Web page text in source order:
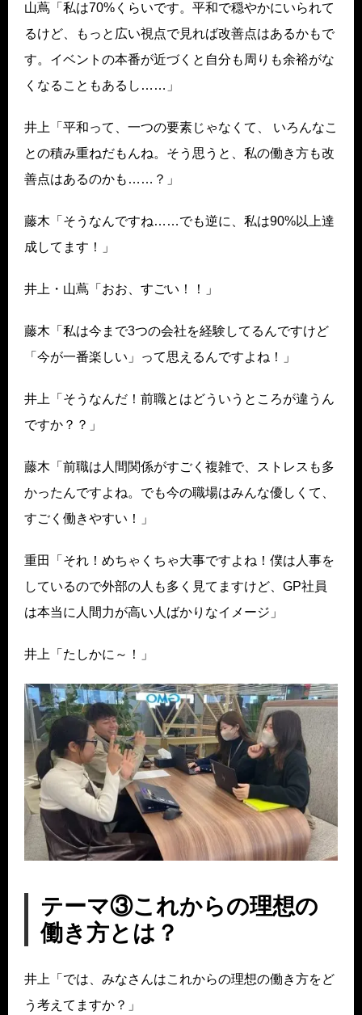
山蔦「私は70%くらいです。平和で穏やかにいられて
るけど、もっと広い視点で見れば改善点はあるかもで
す。イベントの本番が近づくと自分も周りも余裕がな
くなることもあるし……」
井上「平和って、一つの要素じゃなくて、 いろんなこ
との積み重ねだもんね。そう思うと、私の働き方も改
善点はあるのかも……？」
藤木「そうなんですね……でも逆に、私は90%以上達
成してます！」
井上・山蔦「おお、すごい！！」
藤木「私は今まで3つの会社を経験してるんですけど
「今が一番楽しい」って思えるんですよね！」
井上「そうなんだ！前職とはどういうところが違うん
ですか？？」
藤木「前職は人間関係がすごく複雑で、ストレスも多
かったんですよね。でも今の職場はみんな優しくて、
すごく働きやすい！」
重田「それ！めちゃくちゃ大事ですよね！僕は人事を
しているので外部の人も多く見てますけど、GP社員
は本当に人間力が高い人ばかりなイメージ」
井上「たしかに～！」
テーマ③これからの理想の
働き方とは？
井上「では、みなさんはこれからの理想の働き方をど
う考えてますか？」